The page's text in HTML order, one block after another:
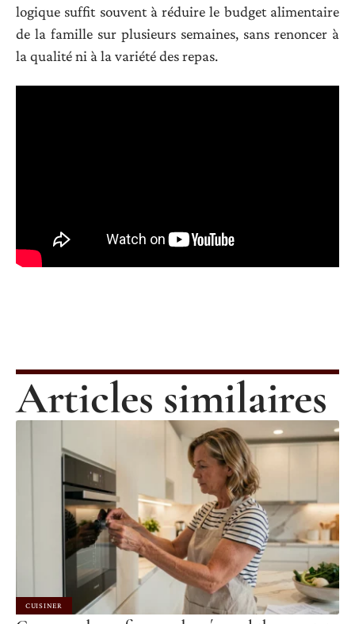
logique suffit souvent à réduire le budget alimentaire
de la famille sur plusieurs semaines, sans renoncer à
la qualité ni à la variété des repas.
Articles similaires
CUISINER